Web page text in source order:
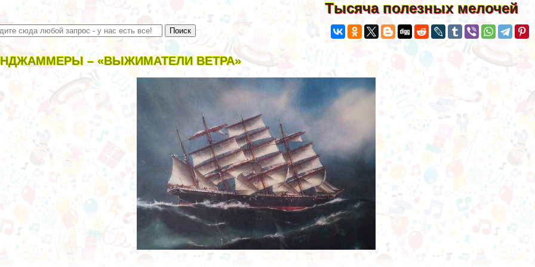
Тысяча полезных мелочей
– «ВЫЖИМАТЕЛИ ВЕТРА»